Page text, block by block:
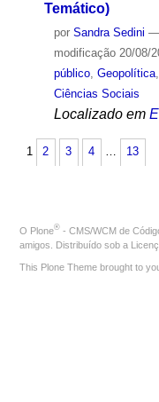
Temático)
por Sandra Sedini —
modificação20/08/
público, Geopolítica,
Ciências Sociais
Localizado em
1 2 3 4 … 13
O Plone® - CMS/WCM de
amigos. Distribuído sob a
This Plone Theme brought to